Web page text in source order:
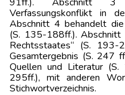
Verfassungskonflikt in
Abschnitt 4 behandelt
(S. 135-188ff.).
Rechtsstaates“ (S. 193-
Gesamtergebnis (S. 247
Quellen und Literatur
295ff.), mit anderen
Stichwortverzeichnis.